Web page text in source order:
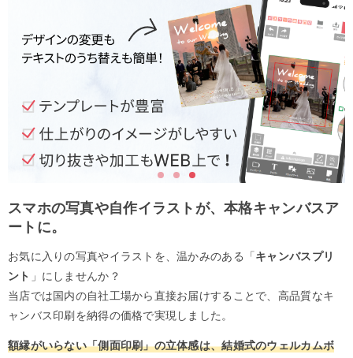
スマホの写真や自作イラストが、本格キャンバスア
ートに。
お気に入りの写真やイラストを、温かみのある「キャンバスプリ
ント 」にしませんか？
当店では国内の自社工場から直接お届けすることで、高品質なキ
ャンバス印刷を納得の価格で実現しました。
額縁がいらない「側面印刷」の立体感は、結婚式のウェルカムボ